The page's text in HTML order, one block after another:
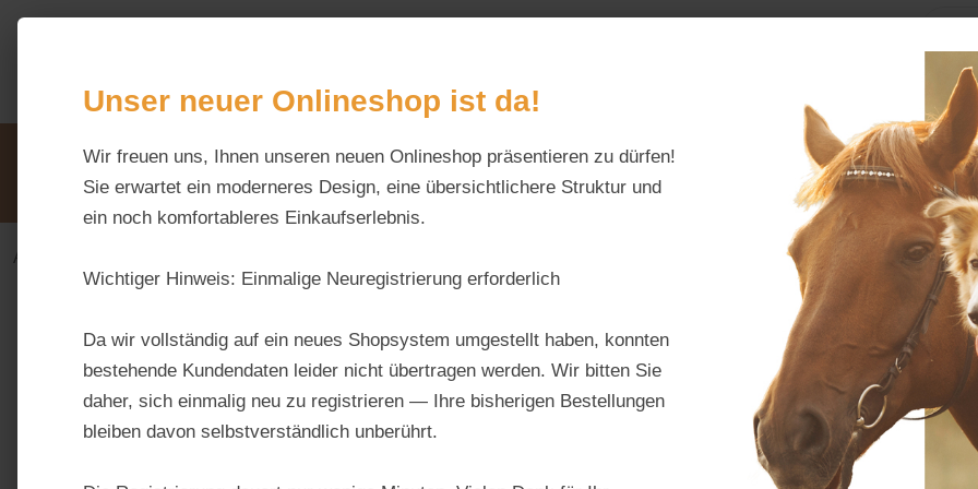
Hauptinhalt springen
Zur Suche springen
Alles fürs
Unsere VorteileBeratung via WhatsApp:
0176 / 99 66 31 80
Schreiben Sie uns:
info@tierfutter-fischer.de
Öffnungszeiten:
Mo–Fr: 9–18 Uhr ·
Alles fürs Pferd
Unser neuer Onlineshop ist da!
Wir freuen uns, Ihnen unseren neuen Onlineshop präsentieren zu dürfen!
Sie erwartet ein moderneres Design, eine übersichtlichere Struktur und
ein noch komfortableres Einkaufserlebnis.
Wichtiger Hinweis: Einmalige Neuregistrierung erforderlich
Da wir vollständig auf ein neues Shopsystem umgestellt haben, konnten
bestehende Kundendaten leider nicht übertragen werden. Wir bitten Sie
daher, sich einmalig neu zu registrieren — Ihre bisherigen Bestellungen
bleiben davon selbstverständlich unberührt.